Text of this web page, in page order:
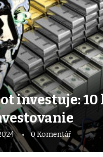
investuje:
0 Komentář